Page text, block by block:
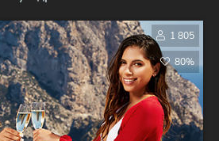
1 805
80%